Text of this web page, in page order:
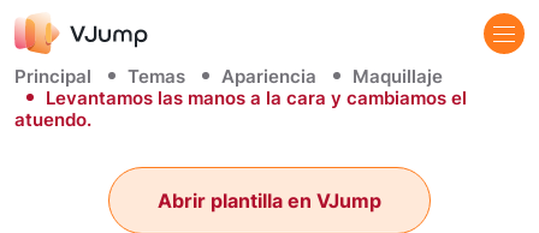
Principal Temas Apariencia
Maquillaje
Levantamos las manos a la cara y cambiamos el
atuendo.
Abrir plantilla en VJump